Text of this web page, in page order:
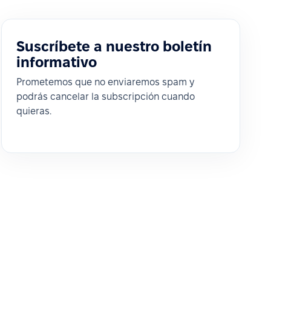
Suscríbete a nuestro boletín
informativo
Prometemos que no enviaremos spam y
podrás cancelar la subscripción cuando
quieras.